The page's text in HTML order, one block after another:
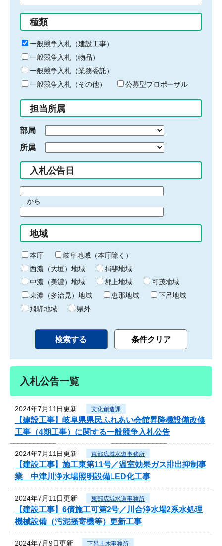
る
キ
ー
ワ
ー
ド
入
力
種類
一般競争入札（建設工事）
一般競争入札（物品）
一般競争入札（業務委託）
一般競争入札（その他）
公募型プロポーザル
担当所属
部局
所属
入札公告日
間
始
り
から
間
終
わ
り
地域
本庁
岐阜地域（本庁除く）
西濃（大垣）地域
揖斐地域
中濃（美濃）地域
郡上地域
可茂地域
東濃（多治見）地域
恵那地域
下呂地域
飛騨地域
県外
入札公告一覧
2024年7月11日更新 文化創造課
【建設工事】岐阜県県民ふれあい会館昇降機設備改修
工事（4期工事）に関する一般競争入札公告
2024年7月11日更新 東部広域水道事務所
【建設工事】施工東第11号／温室効果ガス排出抑制事
業 中津川浄水場照明設備LED化工事
2024年7月11日更新 東部広域水道事務所
【建設工事】6債施工可第2号／川合浄水場2系水処理
機械設備（汚泥掻寄機等）更新工事
2024年7月9日更新 下呂土木事務所